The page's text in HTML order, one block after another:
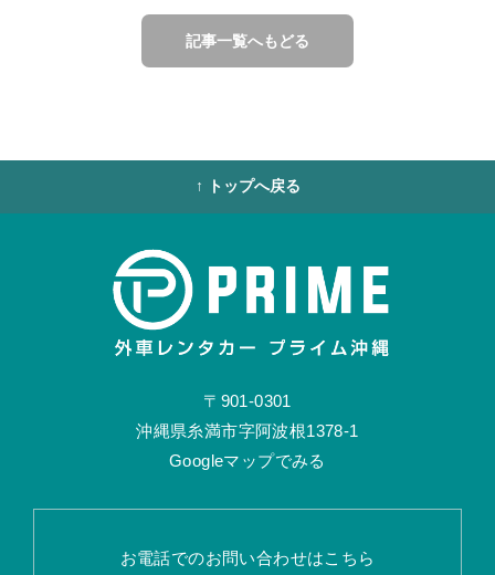
記事一覧へもどる
↑ トップへ戻る
〒901-0301
沖縄県糸満市字阿波根1378-1
Googleマップでみる
お電話でのお問い合わせはこちら